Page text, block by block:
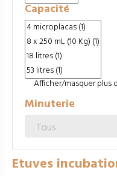
Capacité
Afficher/masquer plus
Minuterie
Etuves